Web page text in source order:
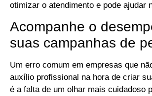
otimizar o atendimento e pode ajudar
Acompanhe o
suas campanhas de
Um erro comum em empresas que
auxílio profissional na hora de criar
é a falta de um olhar mais cuidadoso